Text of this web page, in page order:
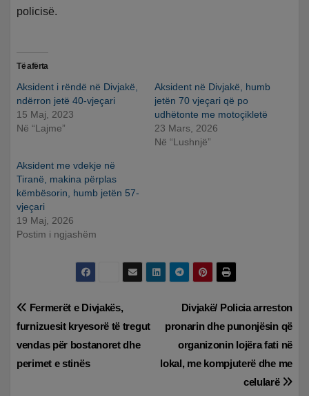
policisë.
Të afërta
Aksident i rëndë në Divjakë,
ndërron jetë 40-vjeçari
15 Maj, 2023
Në “Lajme”
Aksident në Divjakë, humb
jetën 70 vjeçari që po
udhëtonte me motoçikletë
23 Mars, 2026
Në “Lushnjë”
Aksident me vdekje në
Tiranë, makina përplas
këmbësorin, humb jetën 57-
vjeçari
19 Maj, 2026
Postim i ngjashëm
Lëvizje
te
postimet
Divjakë/ Policia arreston
pronarin dhe punonjësin që
organizonin lojëra fati në
lokal, me kompjuterë dhe me
celularë
Fermerët e Divjakës,
furnizuesit kryesorë të tregut
vendas për bostanoret dhe
perimet e stinës